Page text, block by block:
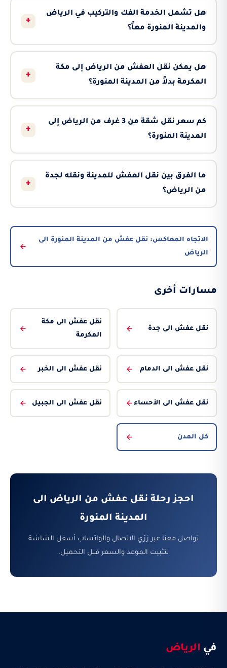
هل تشمل الخدمة الفك والتركيب في الرياض
والمدينة المنورة معاً؟
+
هل يمكن نقل العفش من الرياض إلى مكة
المكرمة بدلاً من المدينة المنورة؟
+
كم سعر نقل شقة من 3 غرف من الرياض إلى
المدينة المنورة؟
+
ما الفرق بين نقل العفش للمدينة ونقله لجدة
من الرياض؟
+
الاتجاه المعاكس: نقل عفش من المدينة المنورة الى
الرياض
مسارات أخرى
نقل عفش الى جدة
نقل عفش الى مكة
المكرمة
نقل عفش الى الدمام نقل عفش الى الخبر
نقل عفش الى الأحساء نقل عفش الى الجبيل
كل المدن
احجز رحلة نقل عفش من الرياض الى
المدينة المنورة
تواصل معنا عبر زرّي الاتصال والواتساب أسفل الشاشة
لتثبيت الموعد والسعر قبل التحميل.
في الرياض